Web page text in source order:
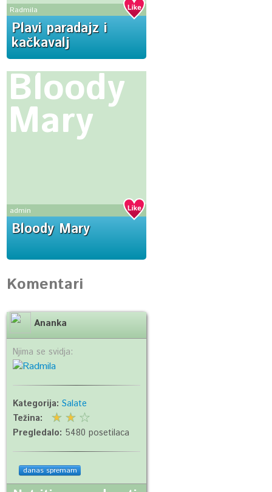
Radmila
Plavi paradajz i
kačkavalj
Bloody
Mary
admin
Bloody Mary
Komentari
Ananka
Njima se svidja:
Kategorija:Salate
Težina:
Pregledalo: 5480 posetilaca
danas spremam